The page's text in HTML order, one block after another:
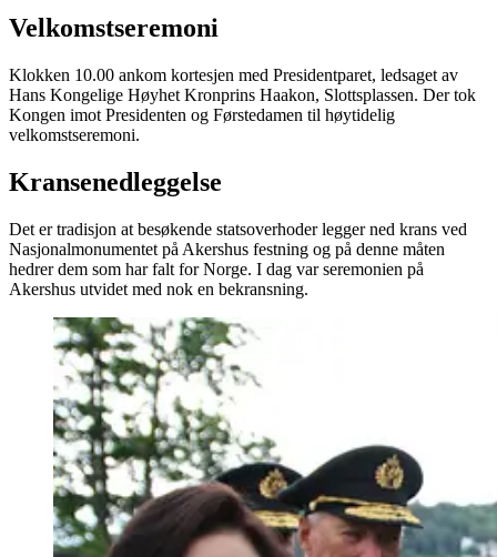
Velkomstseremoni
Klokken 10.00 ankom kortesjen med Presidentparet, ledsaget av
Hans Kongelige Høyhet Kronprins Haakon, Slottsplassen. Der tok
Kongen imot Presidenten og Førstedamen til høytidelig
velkomstseremoni.
Kransenedleggelse
Det er tradisjon at besøkende statsoverhoder legger ned krans ved
Nasjonalmonumentet på Akershus festning og på denne måten
hedrer dem som har falt for Norge. I dag var seremonien på
Akershus utvidet med nok en bekransning.